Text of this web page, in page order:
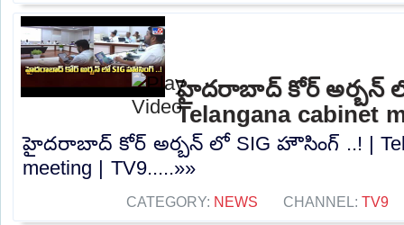
హైదరాబాద్ కోర్ అర్బన్
Telangana cabinet
హైదరాబాద్ కోర్ అర్బన్ లో SIG హౌసింగ్ ..! |
meeting | TV9.....»»
CATEGORY: NEWS CHANNEL: TV9